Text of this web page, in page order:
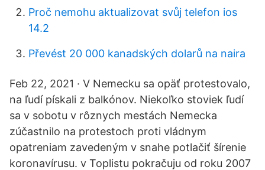
Proč nemohu aktualizovat svůj telefon ios
14.2
Převést 20 000 kanadských dolarů na naira
Feb 22, 2021 · V Nemecku sa opäť protestovalo,
na ľudí pískali z balkónov. Niekoľko stoviek ľudí
sa v sobotu v rôznych mestách Nemecka
zúčastnilo na protestoch proti vládnym
opatreniam zavedeným v snahe potlačiť šírenie
koronavírusu. v Toplistu pokračuju od roku 2007